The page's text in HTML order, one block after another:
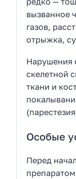
вызванное
газов,
отрыжка,
Нарушения
скелетной
ткани и
Особые
Перед